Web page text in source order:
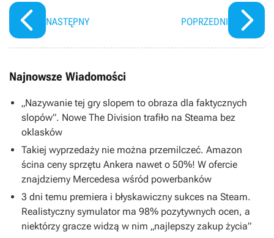
NASTĘPNY POPRZEDNI
Najnowsze Wiadomości
„Nazywanie tej gry slopem to obraza dla faktycznych
slopów”. Nowe The Division trafiło na Steama bez
oklasków
Takiej wyprzedaży nie można przemilczeć. Amazon
ścina ceny sprzętu Ankera nawet o 50%! W ofercie
znajdziemy Mercedesa wśród powerbanków
3 dni temu premiera i błyskawiczny sukces na Steam.
Realistyczny symulator ma 98% pozytywnych ocen, a
niektórzy gracze widzą w nim „najlepszy zakup życia”